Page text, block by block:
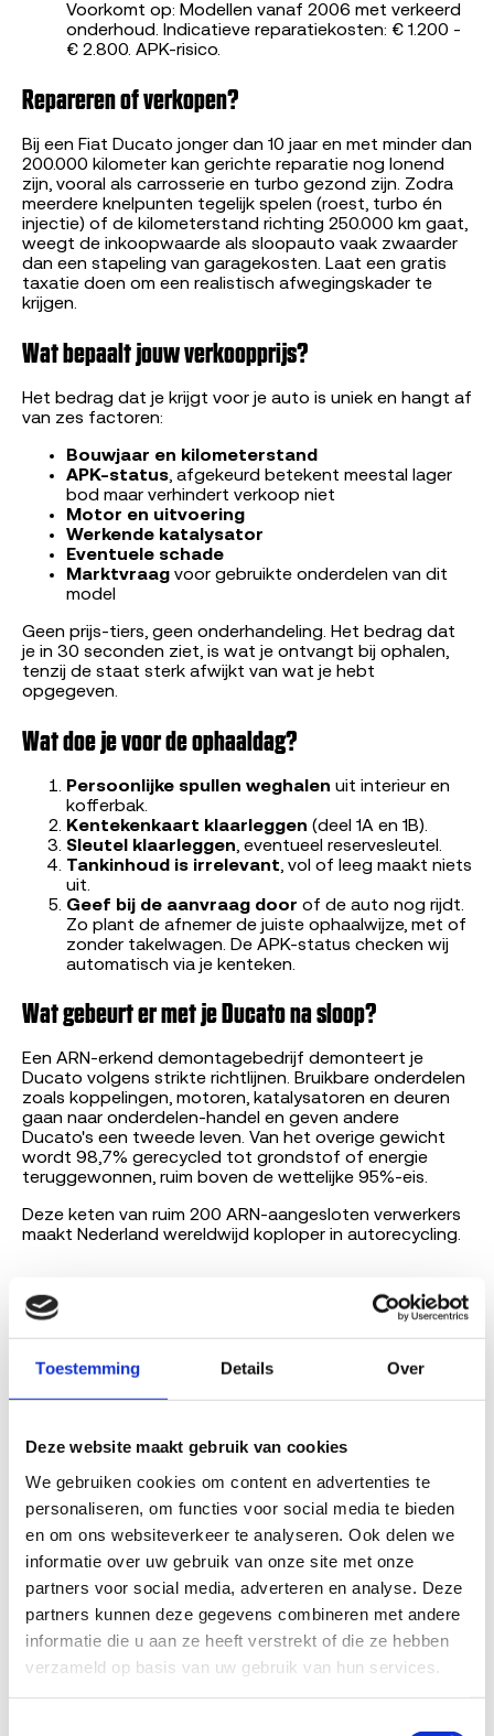
Toestemming Details Over
Deze website maakt gebruik van cookies
We gebruiken cookies om content en advertenties te
personaliseren, om functies voor social media te bieden
en om ons websiteverkeer te analyseren. Ook delen we
informatie over uw gebruik van onze site met onze
partners voor social media, adverteren en analyse. Deze
partners kunnen deze gegevens combineren met andere
informatie die u aan ze heeft verstrekt of die ze hebben
verzameld op basis van uw gebruik van hun services.
Voorkomt op: Modellen vanaf 2006 met verkeerd
onderhoud. Indicatieve reparatiekosten: € 1.200 -
€ 2.800. APK-risico.
Repareren of verkopen?
Bij een Fiat Ducato jonger dan 10 jaar en met minder dan
200.000 kilometer kan gerichte reparatie nog lonend
zijn, vooral als carrosserie en turbo gezond zijn. Zodra
meerdere knelpunten tegelijk spelen (roest, turbo én
injectie) of de kilometerstand richting 250.000 km gaat,
weegt de inkoopwaarde als sloopauto vaak zwaarder
dan een stapeling van garagekosten. Laat een gratis
taxatie doen om een realistisch afwegingskader te
krijgen.
Wat bepaalt jouw verkoopprijs?
Het bedrag dat je krijgt voor je auto is uniek en hangt af
van zes factoren:
Bouwjaar en kilometerstand
APK-status, afgekeurd betekent meestal lager
bod maar verhindert verkoop niet
Motor en uitvoering
Werkende katalysator
Eventuele schade
Marktvraag voor gebruikte onderdelen van dit
model
Geen prijs-tiers, geen onderhandeling. Het bedrag dat
je in 30 seconden ziet, is wat je ontvangt bij ophalen,
tenzij de staat sterk afwijkt van wat je hebt
opgegeven.
Wat doe je voor de ophaaldag?
Persoonlijke spullen weghalen uit interieur en
kofferbak.
Kentekenkaart klaarleggen (deel 1A en 1B).
Sleutel klaarleggen, eventueel reservesleutel.
Tankinhoud is irrelevant, vol of leeg maakt niets
uit.
Geef bij de aanvraag door of de auto nog rijdt.
Zo plant de afnemer de juiste ophaalwijze, met of
zonder takelwagen. De APK-status checken wij
automatisch via je kenteken.
Wat gebeurt er met je Ducato na sloop?
Een ARN-erkend demontagebedrijf demonteert je
Ducato volgens strikte richtlijnen. Bruikbare onderdelen
zoals koppelingen, motoren, katalysatoren en deuren
gaan naar onderdelen-handel en geven andere
Ducato's een tweede leven. Van het overige gewicht
wordt 98,7% gerecycled tot grondstof of energie
teruggewonnen, ruim boven de wettelijke 95%-eis.
Deze keten van ruim 200 ARN-aangesloten verwerkers
maakt Nederland wereldwijd koploper in autorecycling.
, marktexpert
AI-gegenereerde content, gevalideerd door
Lees verder
Hoe werkt auto laten slopen?
Auto APK afgekeurd verkopen
Sloopauto verkopen in Amsterdam
Sloopauto verkopen in Rotterdam
Bereken de verkoopprijs van je Fiat Ducato via je
Benieuwd wat je Fiat Ducato waard is? Of bekijkalle
Fiat sloopauto's die we inkopen.
Gerelateerde Fiat-modellen